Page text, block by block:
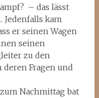
– das lässt
Jedenfalls kam
er seinen Wagen
seinen
zu den
Fragen und
Nachmittag bat